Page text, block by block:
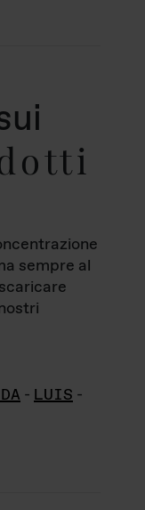
sempre al
- LUIS -